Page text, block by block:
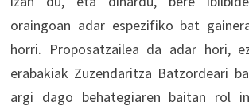
oraingoan adar espezifiko bat
horri. Proposatzailea da adar hori,
erabakiak Zuzendaritza Batzordeari
argi dago behategiaren baitan rol